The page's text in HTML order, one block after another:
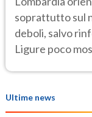
soprattutto sul
deboli, salvo
Ligure poco
Ultime news